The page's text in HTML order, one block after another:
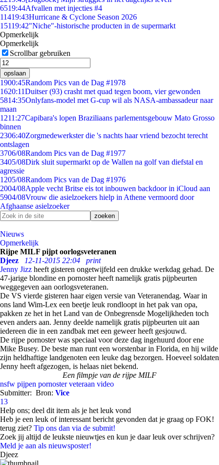
6519:44Afvallen met injecties #4
11419:43Hurricane & Cyclone Season 2026
15119:42"Niche"-historische producten in de supermarkt
Opmerkelijk
Opmerkelijk
Scrollbar gebruiken
opslaan
1900:45Random Pics van de Dag #1978
1620:11Duitser (93) crasht met quad tegen boom, vier gewonden
5814:35Onlyfans-model met G-cup wil als NASA-ambassadeur naar
maan
1211:27Capibara's lopen Braziliaans parlementsgebouw Mato Grosso
binnen
2306:40Zorgmedewerkster die 's nachts haar vriend bezocht terecht
ontslagen
3706/08Random Pics van de Dag #1977
3405/08Dirk sluit supermarkt op de Wallen na golf van diefstal en
agressie
1205/08Random Pics van de Dag #1976
2004/08Apple vecht Britse eis tot inbouwen backdoor in iCloud aan
5904/08Vrouw die asielzoekers hielp in Athene vermoord door
Afghaanse asielzoeker
Nieuws
Opmerkelijk
Rijpe MILF pijpt oorlogsveteranen
Djeez
12-11-2015 22:04
print
Jenny Jizz heeft gisteren ongetwijfeld een drukke werkdag gehad. De
47-jarige blondine en pornoster heeft namelijk gratis pijpbeurten
weggegeven aan oorlogsveteranen.
De VS vierde gisteren haar eigen versie van Veteranendag. Waar in
ons land Wim-Lex een beetje leuk rondloopt in het pak van opa,
pakken ze het in het Land van de Onbegrensde Mogelijkheden toch
even anders aan. Jenny deelde namelijk gratis pijpbeurten uit aan
iedereen die in een zandbak met een geweer heeft gesjouwd.
De rijpe pornoster was speciaal voor deze dag ingehuurd door ene
Mike Busey. De beste man runt een worstenbar in Florida, en hij wilde
zijn heldhaftige landgenoten een leuke dag bezorgen. Hoeveel soldaten
Jenny heeft afgezogen, is helaas niet bekend.
Een filmpje van de rijpe MILF
nsfw pijpen pornoster veteraan video
Submitter: Bron: Vice
13
Help ons; deel dit item als je het leuk vond
Heb je een leuk of interessant bericht gevonden dat je graag op FOK!
terug ziet? Tip ons dan via de submit!
Zoek jij altijd de leukste nieuwtjes en kun je daar leuk over schrijven?
Meld je aan als nieuwsposter!
Djeez